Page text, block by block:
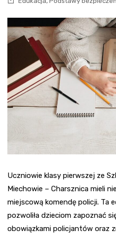
Uczniowie klasy pierwszej ze
Miechowie – Charsznica mieli
miejscową komendę policji. Ta
pozwoliła dzieciom zapoznać
obowiązkami policjantów oraz